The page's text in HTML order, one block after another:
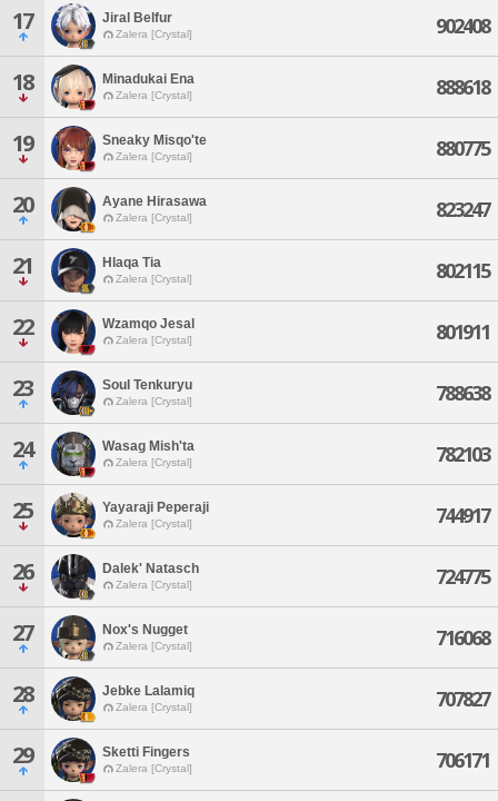
17 Jiral Belfur
Zalera [Crystal] 902408
18 Minadukai Ena
Zalera [Crystal] 888618
19 Sneaky Misqo'te
Zalera [Crystal] 880775
20 Ayane Hirasawa
Zalera [Crystal] 823247
21 Hlaqa Tia
Zalera [Crystal] 802115
22 Wzamqo Jesal
Zalera [Crystal] 801911
23 Soul Tenkuryu
Zalera [Crystal] 788638
24 Wasag Mish'ta
Zalera [Crystal] 782103
25 Yayaraji Peperaji
Zalera [Crystal] 744917
26 Dalek' Natasch
Zalera [Crystal] 724775
27 Nox's Nugget
Zalera [Crystal] 716068
28 Jebke Lalamiq
Zalera [Crystal] 707827
29 Sketti Fingers
Zalera [Crystal] 706171